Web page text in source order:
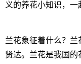
义的养花小知识，一
兰花象征着什么？兰
贤达。兰花是我国